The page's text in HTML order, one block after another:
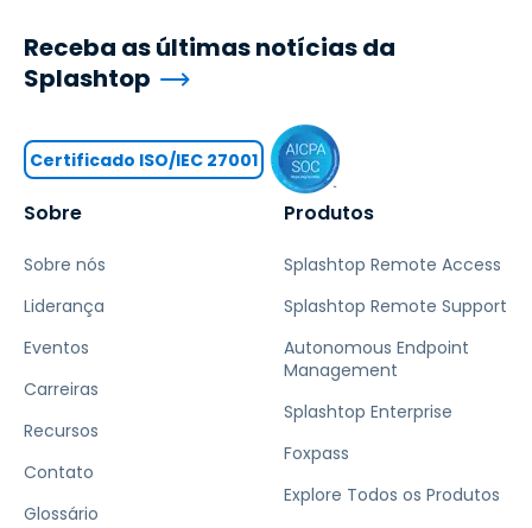
Sobre
Sobre nós
Liderança
Eventos
Carreiras
Recursos
Contato
Glossário
Produtos
Splashtop Remote Access
Splashtop Remote Support
Autonomous Endpoint
Management
Splashtop Enterprise
Foxpass
Explore Todos os Produtos
Receba as últimas notícias da
Splashtop
Certificado ISO/IEC 27001